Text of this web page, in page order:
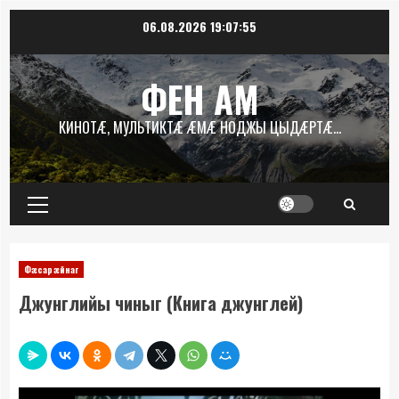
содержимому
06.08.2026 19:07:56
ФЕН АМ
КИНОТÆ, МУЛЬТИКТÆ ÆМÆ НОДЖЫ ЦЫДÆРТÆ…
Основное
меню
Фæсарæйнаг
Джунглийы чиныг (Книга джунглей)